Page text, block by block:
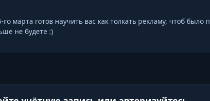
марта готов научить вас как толкать рекламу, чтоб
не будете :)